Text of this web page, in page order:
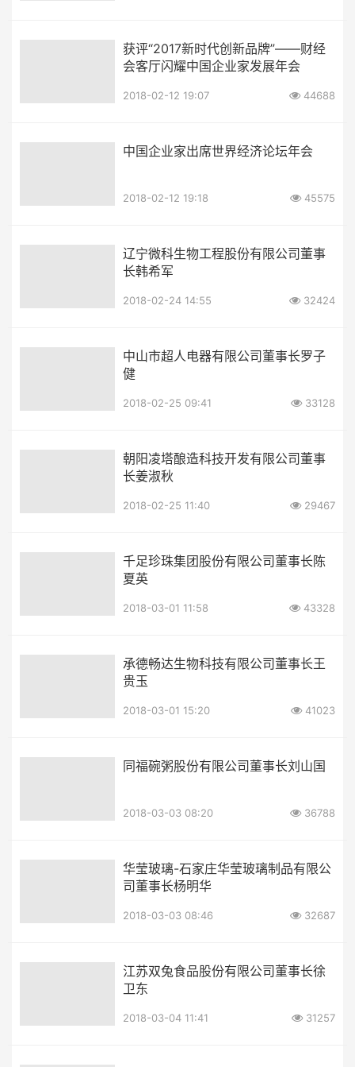
获评“2017新时代创新品牌”——财经
会客厅闪耀中国企业家发展年会
2018-02-12 19:07 44688
中国企业家出席世界经济论坛年会
2018-02-12 19:18 45575
辽宁微科生物工程股份有限公司董事
长韩希军
2018-02-24 14:55 32424
中山市超人电器有限公司董事长罗子
健
2018-02-25 09:41 33128
朝阳凌塔酿造科技开发有限公司董事
长姜淑秋
2018-02-25 11:40 29467
千足珍珠集团股份有限公司董事长陈
夏英
2018-03-01 11:58 43328
承德畅达生物科技有限公司董事长王
贵玉
2018-03-01 15:20 41023
同福碗粥股份有限公司董事长刘山国
2018-03-03 08:20 36788
华莹玻璃-石家庄华莹玻璃制品有限公
司董事长杨明华
2018-03-03 08:46 32687
江苏双兔食品股份有限公司董事长徐
卫东
2018-03-04 11:41 31257